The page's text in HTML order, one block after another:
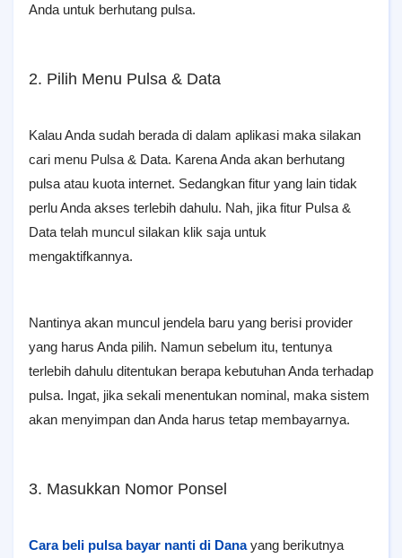
Anda untuk berhutang pulsa.
2. Pilih Menu Pulsa & Data
Kalau Anda sudah berada di dalam aplikasi maka silakan
cari menu Pulsa & Data. Karena Anda akan berhutang
pulsa atau kuota internet. Sedangkan fitur yang lain tidak
perlu Anda akses terlebih dahulu. Nah, jika fitur Pulsa &
Data telah muncul silakan klik saja untuk
mengaktifkannya.
Nantinya akan muncul jendela baru yang berisi provider
yang harus Anda pilih. Namun sebelum itu, tentunya
terlebih dahulu ditentukan berapa kebutuhan Anda terhadap
pulsa. Ingat, jika sekali menentukan nominal, maka sistem
akan menyimpan dan Anda harus tetap membayarnya.
3. Masukkan Nomor Ponsel
Cara beli pulsa bayar nanti di Danayang berikutnya